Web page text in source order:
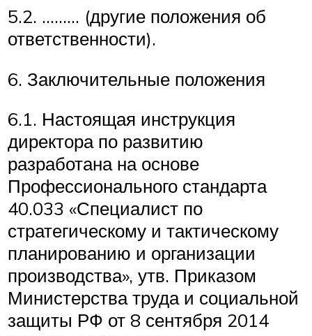
5.2. ……… (другие положения об
ответственности).
6. Заключительные положения
6.1. Настоящая инструкция
директора по развитию
разработана на основе
Профессионального стандарта
40.033 «Специалист по
стратегическому и тактическому
планированию и организации
производства», утв. Приказом
Министерства труда и социальной
защиты РФ от 8 сентября 2014